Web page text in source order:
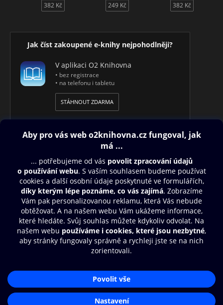
382 Kč 249 Kč 382 Kč
Jak číst zakoupené e-knihy nejpohodlněji?
V aplikaci O2 Knihovna
• bez registrace
• na telefonu i tabletu
STÁHNOUT ZDARMA
Obsah ke stažení
Moje O2 Knihovna
Další zábava
© O2 Czech Republic a.s.
Přístupnost
Zásady zpracování osobních údajůAplikace O2 Knihovna
Čti a poslouchej své e-knihy a